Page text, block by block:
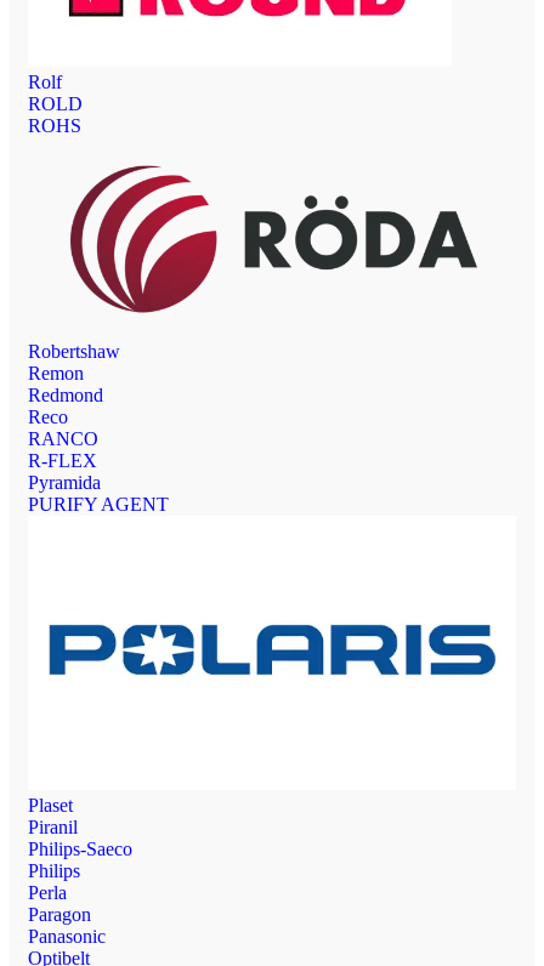
Rolf
ROLD
ROHS
Robertshaw
Remon
Redmond
Reco
RANCO
R-FLEX
Pyramida
PURIFY AGENT
Plaset
Piranil
Philips-Saeco
Philips
Perla
Paragon
Panasonic
Optibelt